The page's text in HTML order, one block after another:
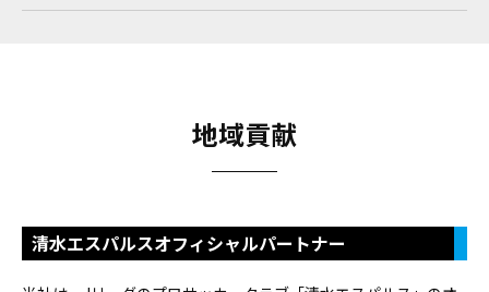
地域貢献
清水エスパルスオフィシャルパートナー